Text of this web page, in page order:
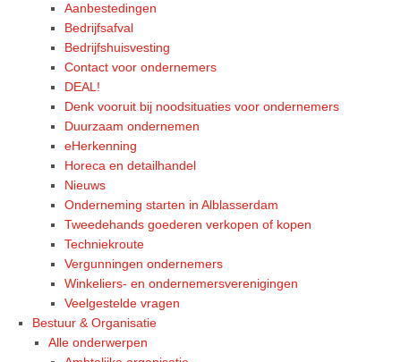
Aanbestedingen
Bedrijfsafval
Bedrijfshuisvesting
Contact voor ondernemers
DEAL!
Denk vooruit bij noodsituaties voor ondernemers
Duurzaam ondernemen
eHerkenning
Horeca en detailhandel
Nieuws
Onderneming starten in Alblasserdam
Tweedehands goederen verkopen of kopen
Techniekroute
Vergunningen ondernemers
Winkeliers- en ondernemersverenigingen
Veelgestelde vragen
Bestuur & Organisatie
Alle onderwerpen